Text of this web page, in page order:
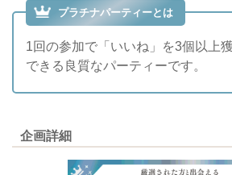
プラチナパーティーとは
1回の参加で「いいね」を3個以上
できる良質なパーティーです。
企画詳細